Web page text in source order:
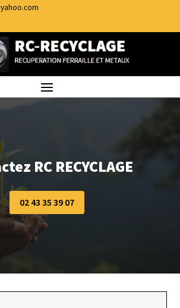
RC RECYCLAGE
02 43 35 39 07